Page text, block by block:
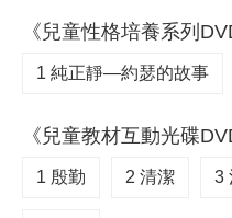
《兒童性格培養系列
1 純正靜—約瑟的故事
《兒童教材互動光碟
1 殷勤 2 清潔 3